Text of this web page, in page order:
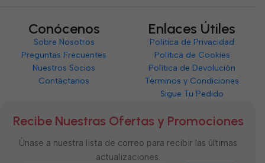
Conócenos
Sobre Nosotros
Preguntas Frecuentes
Nuestros Socios
Contáctanos
Enlaces Útiles
Política de Privacidad
Política de Cookies
Política de Devolución
Términos y Condiciones
Sigue Tu Pedido
Recibe Nuestras Ofertas y Promociones
Únase a nuestra lista de correo para recibir las últimas
actualizaciones.